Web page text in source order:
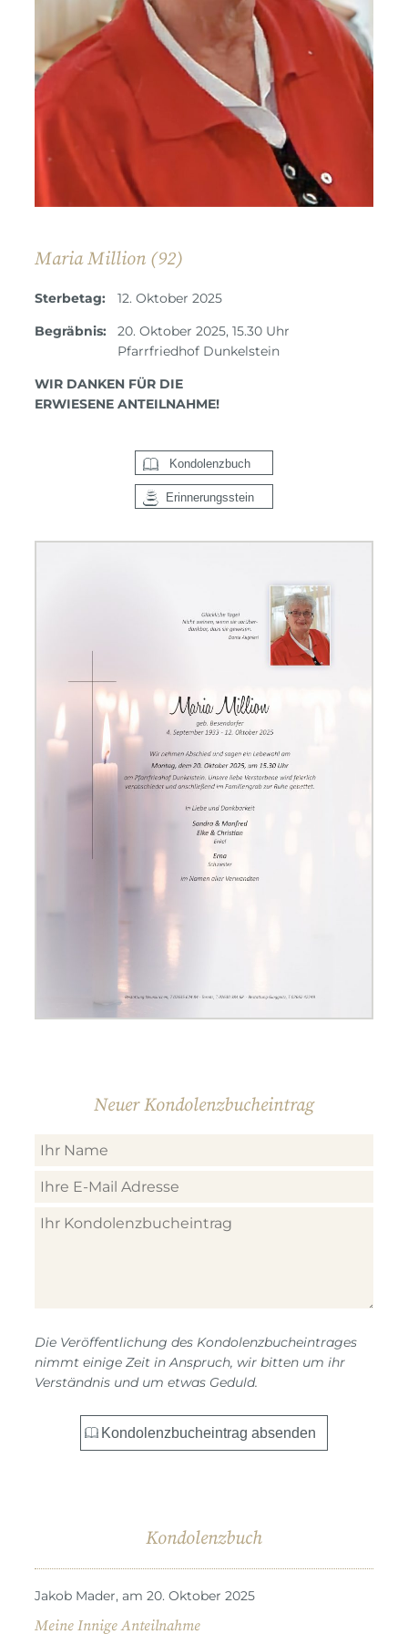
Maria Million (92)
Sterbetag:
12. Oktober 2025
Begräbnis:
20. Oktober 2025, 15.30 Uhr
Pfarrfriedhof Dunkelstein
WIR DANKEN FÜR DIE
ERWIESENE ANTEILNAHME!
Kondolenzbuch
Erinnerungsstein
Neuer Kondolenzbucheintrag
Die Veröffentlichung des Kondolenzbucheintrages
nimmt einige Zeit in Anspruch, wir bitten um ihr
Verständnis und um etwas Geduld.
Kondolenzbuch
Jakob Mader, am 20. Oktober 2025
Meine Innige Anteilnahme